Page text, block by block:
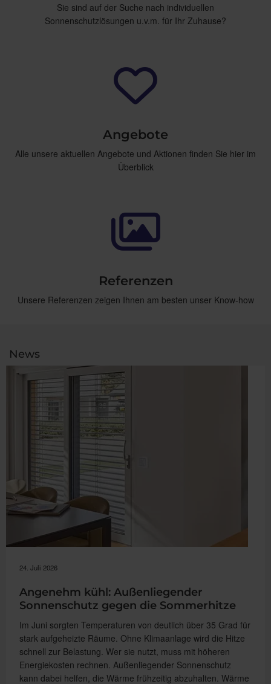
Sie sind auf der Suche nach individuellen
Sonnenschutzlösungen u.v.m. für Ihr Zuhause?
Angebote
Alle unsere aktuellen Angebote und Aktionen finden Sie hier im
Überblick
Referenzen
Unsere Referenzen zeigen Ihnen am besten unser Know-how
News
24. Juli 2026
Angenehm kühl: Außenliegender
Sonnenschutz gegen die Sommerhitze
Im Juni sorgten Temperaturen von deutlich über 35 Grad für
stark aufgeheizte Räume. Ohne Klimaanlage wird die Hitze
schnell zur Belastung. Wer sie nutzt, muss mit höheren
Energiekosten rechnen. Außenliegender Sonnenschutz
kann dabei helfen, die Wärme frühzeitig abzuhalten. Wärme